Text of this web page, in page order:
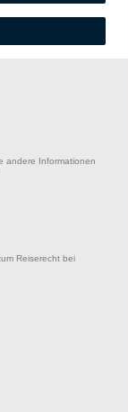
andere Informationen
Reiserecht bei